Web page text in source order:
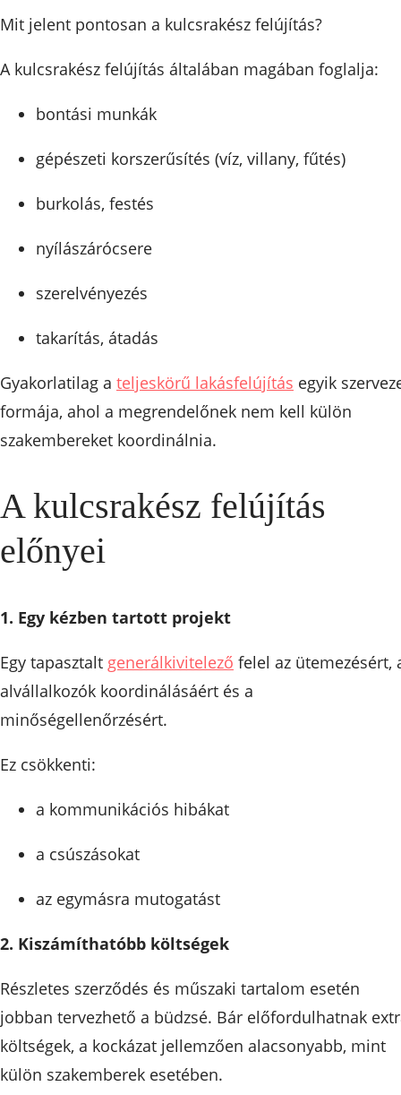
Mit jelent pontosan a kulcsrakész felújítás?
A kulcsrakész felújítás általában magában foglalja:
bontási munkák
gépészeti korszerűsítés (víz, villany, fűtés)
burkolás, festés
nyílászárócsere
szerelvényezés
takarítás, átadás
Gyakorlatilag a teljeskörű lakásfelújítás egyik
formája, ahol a megrendelőnek nem kell külön
szakembereket koordinálnia.
A kulcsrakész felújítás
előnyei
1. Egy kézben tartott projekt
Egy tapasztalt generálkivitelező felel az ütemezésért,
alvállalkozók koordinálásáért és a
minőségellenőrzésért.
Ez csökkenti:
a kommunikációs hibákat
a csúszásokat
az egymásra mutogatást
2. Kiszámíthatóbb költségek
Részletes szerződés és műszaki tartalom esetén
jobban tervezhető a büdzsé. Bár előfordulhatnak
költségek, a kockázat jellemzően alacsonyabb, mint
külön szakemberek esetében.